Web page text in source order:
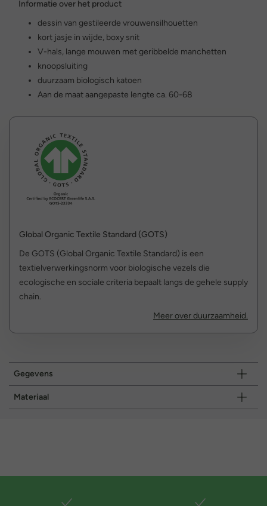
Informatie over het product
dessin van gestileerde vrouwensilhouetten
kort jasje in wijde, boxy snit
V-hals, lange mouwen met geribbelde manchetten
knoopsluiting
duurzaam biologisch katoen
Aan de maat aangepaste lengte ca. 60-68
Global Organic Textile Standard (GOTS)
De GOTS (Global Organic Textile Standard) is een
textielverwerkingsnorm voor biologische vezels die
ecologische en sociale criteria bepaalt langs de gehele supply
chain.
Meer over duurzaamheid.
Gegevens
Materiaal